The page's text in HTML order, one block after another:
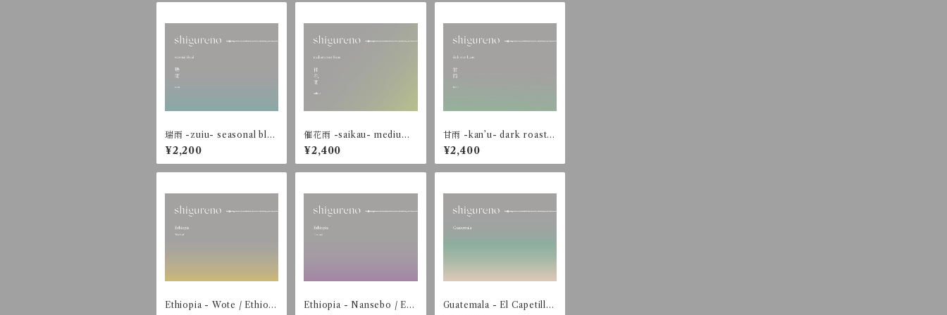
瑞雨 -zuiu- seasonal blen
d【200g】
¥2,200
催花雨 -saikau- medium r
oast blend【200g】
¥2,400
甘雨 -kan’u- dark roast b
lend【200g】
¥2,400
Ethiopia - Wote / Ethiopi
Ethiopia - Nansebo / Eth
Guatemala - El Capetillo